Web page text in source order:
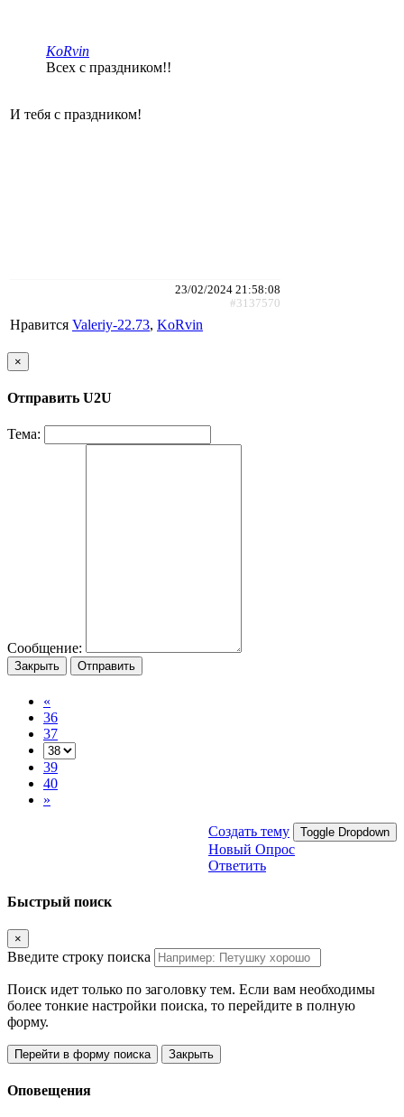
KoRvin
Всех с праздником!!
И тебя с праздником!
23/02/2024 21:58:08
#3137570
Нравится Valeriy-22.73, KoRvin
×
Отправить U2U
Тема:
Сообщение:
Закрыть Отправить
«
36
37
39
40
»
Создать тему Toggle Dropdown
Новый Опрос
Ответить
Быстрый поиск
×
Введите строку поиска
Поиск идет только по заголовку тем. Если вам необходимы
более тонкие настройки поиска, то перейдите в полную
форму.
Перейти в форму поиска Закрыть
Оповещения